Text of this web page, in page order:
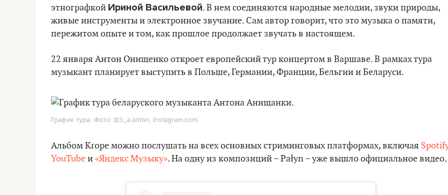
этнографкой Ириной Васильевой. В нем соединяются народные мелодии, звуки природы,
живые инструменты и электронное звучание. Сам автор говорит, что это музыка о памяти,
пережитом опыте и том, как прошлое продолжает звучать в настоящем.
22 января Антон Онищенко откроет европейский тур концертом в Варшаве. В рамках тура
музыкант планирует выступить в Польше, Германии, Франции, Бельгии и Беларуси.
График тура. Фото: @3_a.anton, Instagram.com.
Альбом Krope можно послушать на всех основных стриминговых платформах, включая
YouTubeи«Яндекс Музыку». На одну из композиций – Pałyn – уже вышло официальное видео.